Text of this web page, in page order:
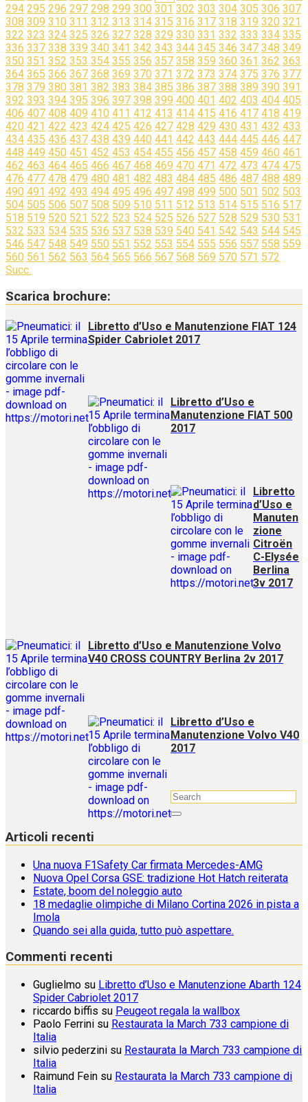
294 295 296 297 298 299 300 301 302 303 304 305 306 307
308 309 310 311 312 313 314 315 316 317 318 319 320 321
322 323 324 325 326 327 328 329 330 331 332 333 334 335
336 337 338 339 340 341 342 343 344 345 346 347 348 349
350 351 352 353 354 355 356 357 358 359 360 361 362 363
364 365 366 367 368 369 370 371 372 373 374 375 376 377
378 379 380 381 382 383 384 385 386 387 388 389 390 391
392 393 394 395 396 397 398 399 400 401 402 403 404 405
406 407 408 409 410 411 412 413 414 415 416 417 418 419
420 421 422 423 424 425 426 427 428 429 430 431 432 433
434 435 436 437 438 439 440 441 442 443 444 445 446 447
448 449 450 451 452 453 454 455 456 457 458 459 460 461
462 463 464 465 466 467 468 469 470 471 472 473 474 475
476 477 478 479 480 481 482 483 484 485 486 487 488 489
490 491 492 493 494 495 496 497 498 499 500 501 502 503
504 505 506 507 508 509 510 511 512 513 514 515 516 517
518 519 520 521 522 523 524 525 526 527 528 529 530 531
532 533 534 535 536 537 538 539 540 541 542 543 544 545
546 547 548 549 550 551 552 553 554 555 556 557 558 559
560 561 562 563 564 565 566 567 568 569 570 571 572
Succ.
Scarica brochure:
Libretto d’Uso e Manutenzione FIAT 124
Spider Cabriolet 2017
Libretto d’Uso e
Manutenzione FIAT 500
2017
Libretto
d’Uso e
Manuten
zione
Citroën
C-Elysée
Berlina
3v 2017
Libretto d’Uso e Manutenzione Volvo
V40 CROSS COUNTRY Berlina 2v 2017
Libretto d’Uso e
Manutenzione Volvo V40
2017
Articoli recenti
Una nuova F1Safety Car firmata Mercedes-AMG
Nuova Opel Corsa GSE: tradizione Hot Hatch reiterata
Estate, boom del noleggio auto
18 medaglie olimpiche di Milano Cortina 2026 in pista a
Imola
Quando sei alla guida, tutto può aspettare.
Commenti recenti
Guglielmo su Libretto d’Uso e Manutenzione Abarth 124
Spider Cabriolet 2017
riccardo biffis su Peugeot regala la wallbox
Paolo Ferrini su Restaurata la March 733 campione di
Italia
silvio pederzini su Restaurata la March 733 campione di
Italia
Raimund Fein su Restaurata la March 733 campione di
Italia